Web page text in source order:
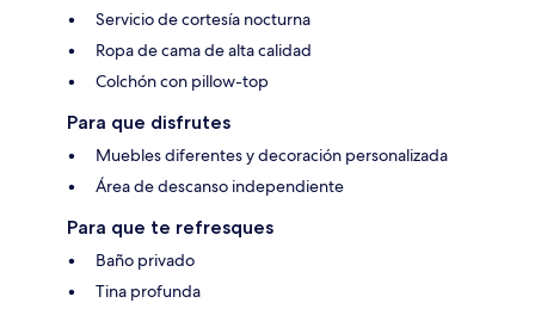
Servicio de cortesía nocturna
Ropa de cama de alta calidad
Colchón con pillow-top
Para que disfrutes
Muebles diferentes y decoración personalizada
Área de descanso independiente
Para que te refresques
Baño privado
Tina profunda